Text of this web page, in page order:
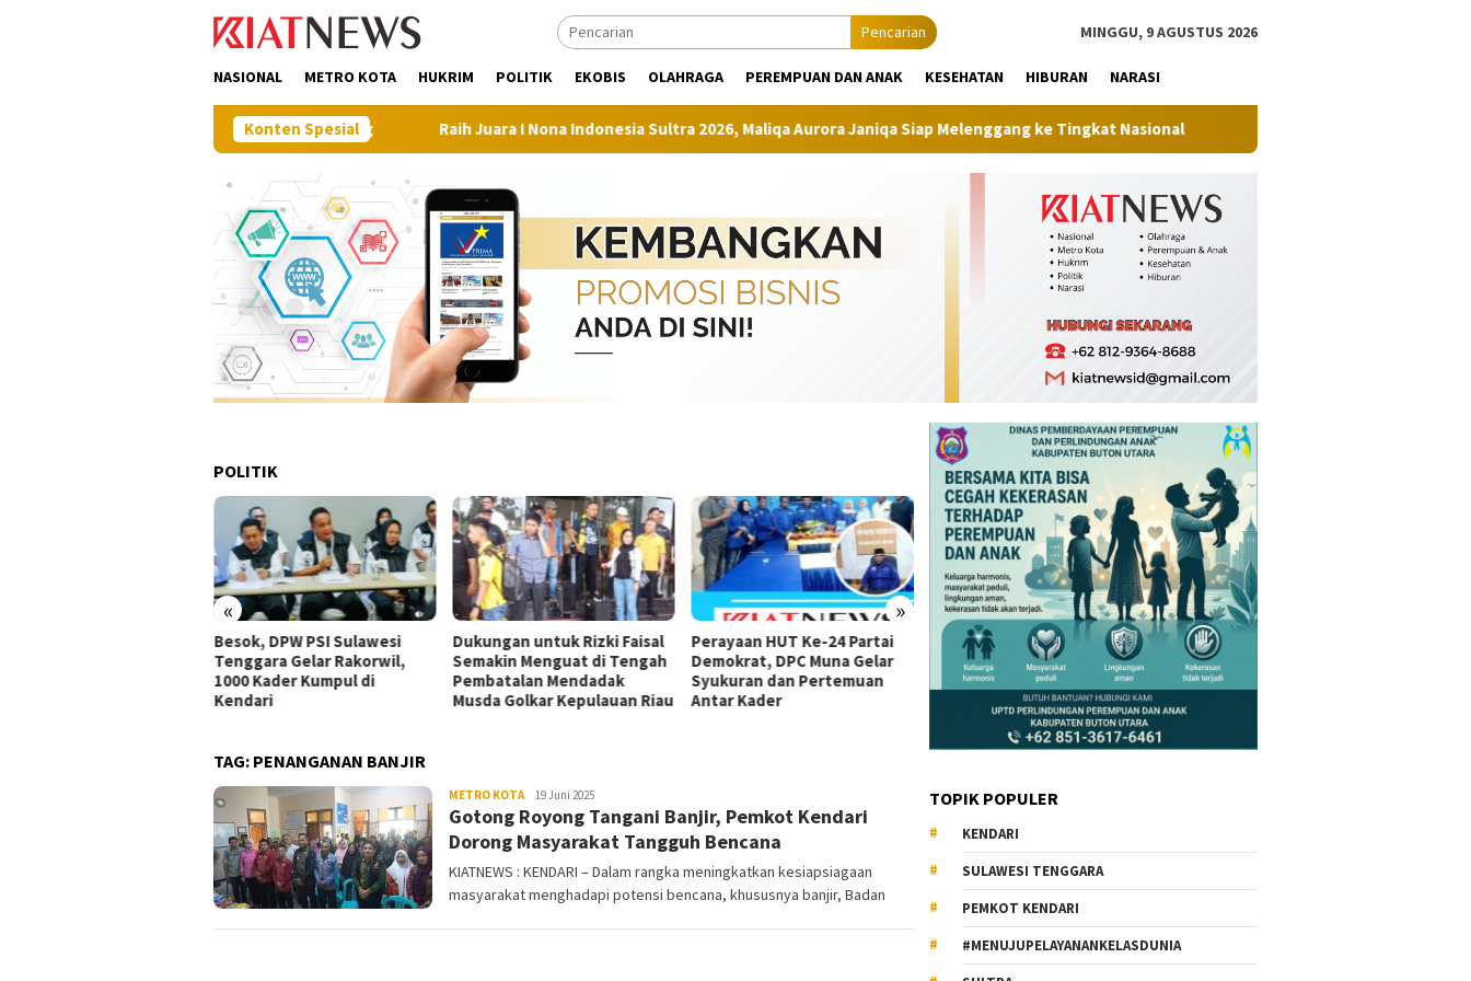
Pencarian MINGGU, 9 AGUSTUS 2026
NASIONAL METRO KOTA HUKRIM POLITIK EKOBIS OLAHRAGA PEREMPUAN DAN ANAK KESEHATAN HIBURAN NARASI
Konten Spesial
Gerakan Muna Makan Jagung Raih Juara I Nona Indonesia Sultra 2026, Maliqa Aurora Janiqa Siap Melenggang ke Tingkat Nasional
POLITIK
« »
Besok, DPW PSI Sulawesi
Tenggara Gelar Rakorwil,
1000 Kader Kumpul di
Kendari
Dukungan untuk Rizki Faisal
Semakin Menguat di Tengah
Pembatalan Mendadak
Musda Golkar Kepulauan Riau
Perayaan HUT Ke-24 Partai
Demokrat, DPC Muna Gelar
Syukuran dan Pertemuan
Antar Kader
Bijak Menyikapi Kritik Publik,
Fadhal Rahmat Sampaikan
Permintaan Maaf
Ketua DPW PSI Sultra Rajiun
Tumada Serahkan SK dari
DPP Kepada Ketua DPD PSI
TAG: PENANGANAN BANJIR
METRO KOTA KiatNews.co.id
19 Juni 2025
Gotong Royong Tangani Banjir, Pemkot Kendari
Dorong Masyarakat Tangguh Bencana
KIATNEWS : KENDARI – Dalam rangka meningkatkan kesiapsiagaan
masyarakat menghadapi potensi bencana, khususnya banjir, Badan
TOPIK POPULER
KENDARI
SULAWESI TENGGARA
PEMKOT KENDARI
#MENUJUPELAYANANKELASDUNIA